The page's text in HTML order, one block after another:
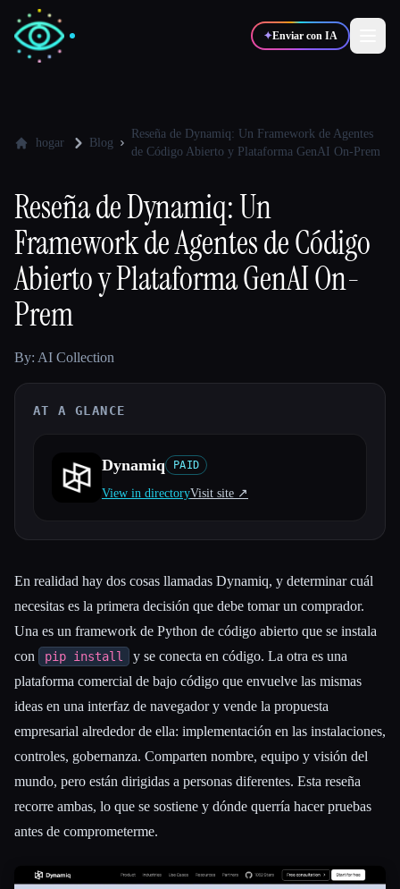
✦Enviar con IA
🎨 Diseñadores
Desarrolladores 📈Marketers
🎓Estudiantes 🎬Creadores
Acerca de
hogar Blog
Reseña de Dynamiq: Un Framework de Agentes
de Código Abierto y Plataforma GenAI On-Prem
Reseña de Dynamiq: Un
Framework de Agentes de Código
Abierto y Plataforma GenAI On-
Prem
By: AI Collection
AT A GLANCE
Dynamiq PAID
View in directoryVisit site ↗︎
En realidad hay dos cosas llamadas Dynamiq, y determinar cuál
necesitas es la primera decisión que debe tomar un comprador.
Una es un framework de Python de código abierto que se instala
con
pip install
y se conecta en código. La otra es una
plataforma comercial de bajo código que envuelve las mismas
ideas en una interfaz de navegador y vende la propuesta
empresarial alrededor de ella: implementación en las instalaciones,
controles, gobernanza. Comparten nombre, equipo y visión del
mundo, pero están dirigidas a personas diferentes. Esta reseña
recorre ambas, lo que se sostiene y dónde querría hacer pruebas
antes de comprometerme.